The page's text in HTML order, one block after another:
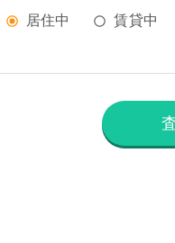
居住中 賃貸中